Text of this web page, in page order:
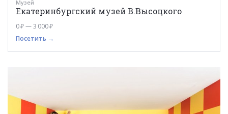
Музей
Екатеринбургский музей В.Высоцкого
0 ₽ — 3 000 ₽
Посетить →